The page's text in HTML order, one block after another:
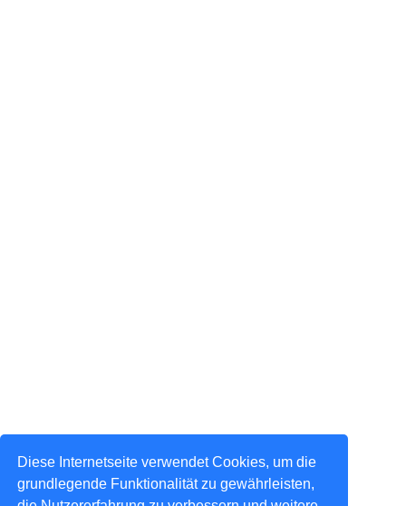
Diese Internetseite verwendet Cookies, um die
grundlegende Funktionalität zu gewährleisten,